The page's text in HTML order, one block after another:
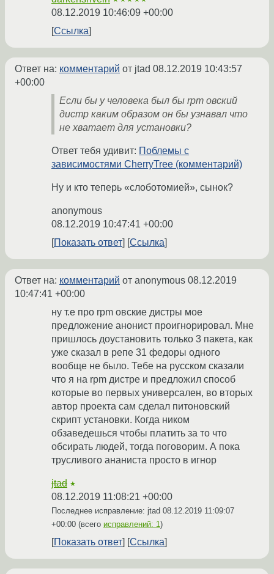
08.12.2019 10:46:09 +00:00
Ссылка
Ответ на: комментарий от jtad 08.12.2019 10:43:57
+00:00
Если бы у человека был бы rpm овский
дистр каким образом он бы узнавал что
не хватает для установки?
Ответ тебя удивит: Поблемы с
зависимостями CherryTree (комментарий)
Ну и кто теперь «слоботомией», сынок?
anonymous
08.12.2019 10:47:41 +00:00
Показать ответ
Ссылка
Ответ на: комментарий от anonymous 08.12.2019
10:47:41 +00:00
ну т.е про rpm овские дистры мое
предложение анонист проигнорировал. Мне
пришлось доустановить только 3 пакета, как
уже сказал в репе 31 федоры одного
вообще не было. Тебе на русском сказали
что я на rpm дистре и предложил способ
которые во первых универсален, во вторых
автор проекта сам сделал питоновский
скрипт установки. Когда ником
обзаведешься чтобы платить за то что
обсирать людей, тогда поговорим. А пока
трусливого ананиста просто в игнор
jtad ★
08.12.2019 11:08:21 +00:00
Последнее исправление: jtad 08.12.2019 11:09:07
+00:00 (всего исправлений: 1)
Показать ответ Ссылка